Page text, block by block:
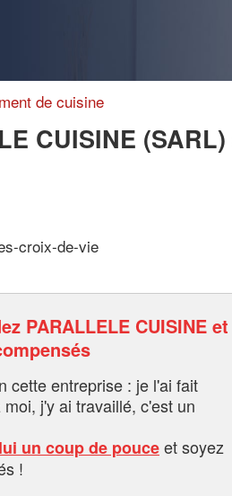
de cuisine
CUISINE (SARL)
croix-de-vie
PARALLELE CUISINE et
cette entreprise : je l'ai fait
j'y ai travaillé, c'est un
un coup de pouceet soyez
!